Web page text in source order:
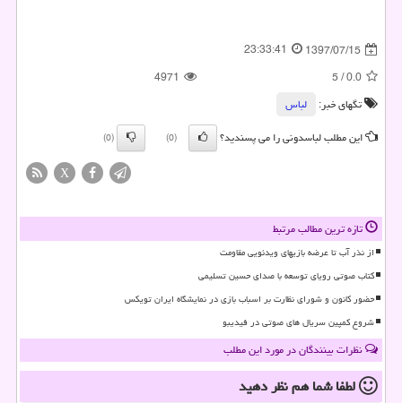
1397/07/15
23:33:41
0.0
/
5
4971
تگهای خبر:
لباس
این مطلب لباسدونی را می پسندید؟
(0)
(0)
X
تازه ترین مطالب مرتبط
از نذر آب تا عرضه بازیهای ویدئویی مقاومت
کتاب صوتی رویای توسعه با صدای حسین تسلیمی
حضور کانون و شورای نظارت بر اسباب بازی در نمایشگاه ایران تویکس
شروع کمپین سریال های صوتی در فیدیبو
نظرات بینندگان در مورد این مطلب
لطفا شما همنظر دهید